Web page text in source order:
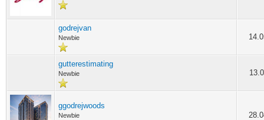
godrejvan
Newbie
gutterestimating
Newbie
ggodrejwoods
Newbie